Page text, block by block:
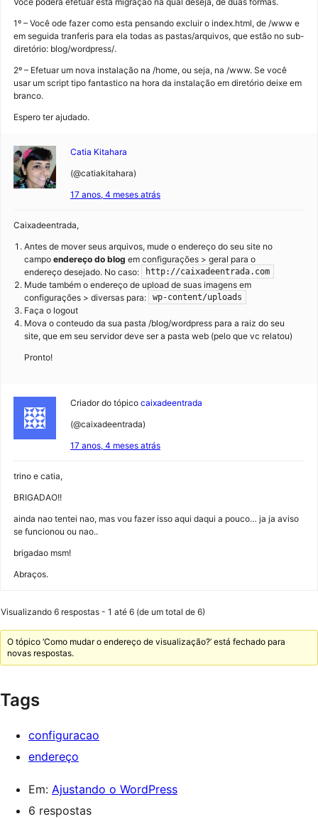
1º – Você ode fazer como esta pensando excluir o index.html, de /www e
em seguida tranferis para ela todas as pastas/arquivos, que estão no sub-
diretório: blog/wordpress/.
2º – Efetuar um nova instalação na /home, ou seja, na /www. Se você
usar um script tipo fantastico na hora da instalação em diretório deixe em
branco.
Espero ter ajudado.
Catia Kitahara
(@catiakitahara)
17 anos, 4 meses atrás
Caixadeentrada,
Antes de mover seus arquivos, mude o endereço do seu site no
campo endereço do blog em configurações > geral para o
endereço desejado. No caso:
http://caixadeentrada.com
Mude também o endereço de upload de suas imagens em
configurações > diversas para:
wp-content/uploads
Faça o logout
Mova o conteudo da sua pasta /blog/wordpress para a raiz do seu
site, que em seu servidor deve ser a pasta web (pelo que vc relatou)
Pronto!
Criador do tópico caixadeentrada
(@caixadeentrada)
17 anos, 4 meses atrás
trino e catia,
BRIGADAO!!
ainda nao tentei nao, mas vou fazer isso aqui daqui a pouco… ja ja aviso
se funcionou ou nao..
brigadao msm!
Abraços.
Visualizando 6 respostas - 1 até 6 (de um total de 6)
O tópico ‘Como mudar o endereço de visualização?’ está fechado para
novas respostas.
Tags
configuracao
endereço
Em: Ajustando o WordPress
6 respostas